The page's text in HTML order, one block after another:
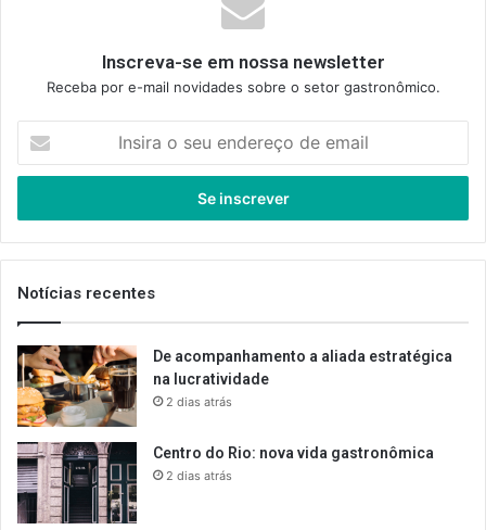
Inscreva-se em nossa newsletter
Receba por e-mail novidades sobre o setor gastronômico.
seu
de
email
Notícias recentes
De acompanhamento a aliada estratégica
na lucratividade
2 dias atrás
Centro do Rio: nova vida gastronômica
2 dias atrás